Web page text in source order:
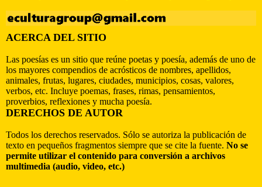
ACERCA DEL SITIO
Las poesías es un sitio que reúne poetas y poesía, además de uno de
los mayores compendios de acrósticos de nombres, apellidos,
animales, frutas, lugares, ciudades, municipios, cosas, valores,
verbos, etc. Incluye poemas, frases, rimas, pensamientos,
proverbios, reflexiones y mucha poesía.
DERECHOS DE AUTOR
Todos los derechos reservados. Sólo se autoriza la publicación de
texto en pequeños fragmentos siempre que se cite la fuente. No se
permite utilizar el contenido para conversión a archivos
multimedia (audio, video, etc.)